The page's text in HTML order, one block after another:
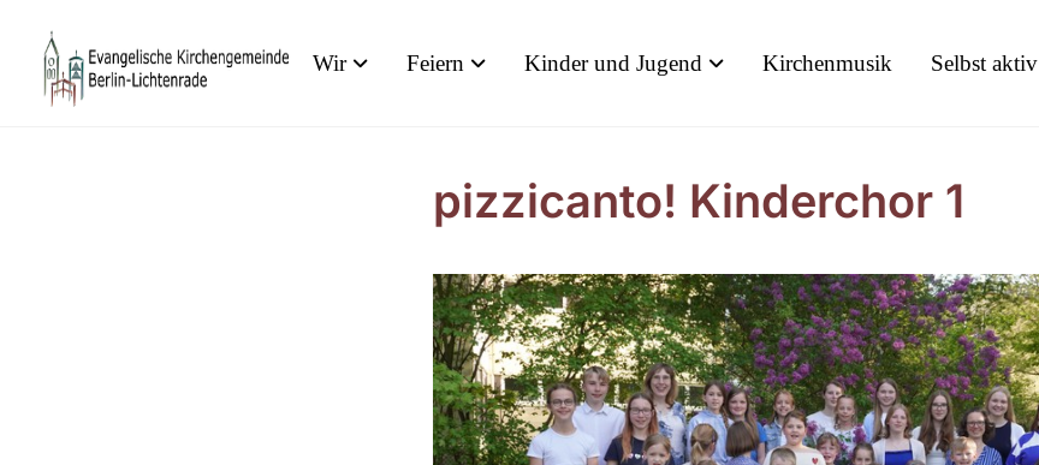
Wir Feiern Kinder und Jugend Kirchenmusik Selbst aktiv
pizzicanto! Kinderchor 1